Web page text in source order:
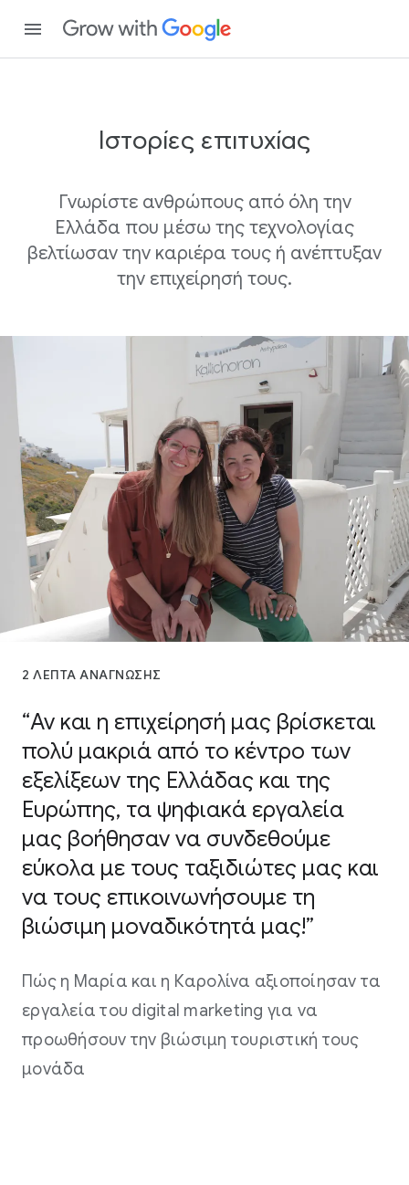
Ιστορίες επιτυχίας
Γνωρίστε ανθρώπους από όλη την
Ελλάδα που μέσω της τεχνολογίας
βελτίωσαν την καριέρα τους ή ανέπτυξαν
την επιχείρησή τους.
2 ΛΕΠΤΑ ΑΝΑΓΝΩΣΗΣ
“Αν και η επιχείρησή μας βρίσκεται
πολύ μακριά από το κέντρο των
εξελίξεων της Ελλάδας και της
Ευρώπης, τα ψηφιακά εργαλεία
μας βοήθησαν να συνδεθούμε
εύκολα με τους ταξιδιώτες μας και
να τους επικοινωνήσουμε τη
βιώσιμη μοναδικότητά μας!”
Πώς η Μαρία και η Καρολίνα αξιοποίησαν τα
εργαλεία του digital marketing για να
προωθήσουν την βιώσιμη τουριστική τους
μονάδα